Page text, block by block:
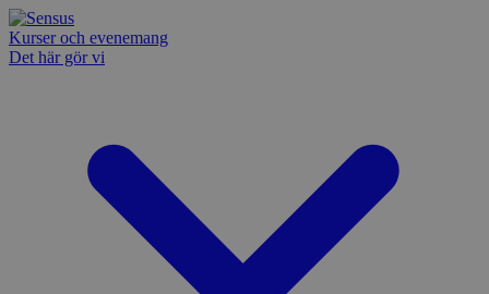
Kurser och evenemang
Det här gör vi